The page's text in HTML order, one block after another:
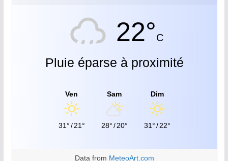
22°C
Pluie éparse à proximité
Ven
31°/21°
Sam
28°/20°
Dim
31°/22°
Data from MeteoArt.com